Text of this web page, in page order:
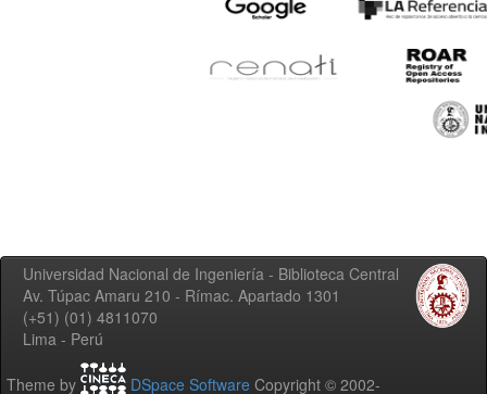
Universidad Nacional de Ingeniería - Biblioteca Central
Av. Túpac Amaru 210 - Rímac. Apartado 1301
(+51) (01) 4811070
Lima - Perú
Theme by DSpace Software Copyright © 2002-